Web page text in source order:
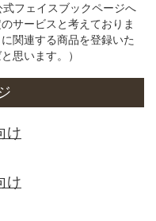
フェイスブックページへ
サービスと考えておりま
関連する商品を登録いた
思います。）
け
け